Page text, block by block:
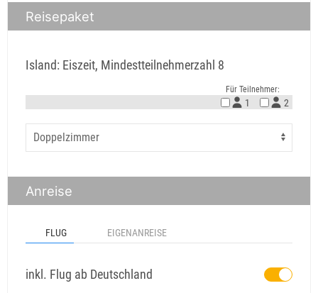
Reisepaket
Island: Eiszeit, Mindestteilnehmerzahl 8
Für Teilnehmer:
1 2
Anreise
FLUG EIGENANREISE
inkl. Flug ab Deutschland